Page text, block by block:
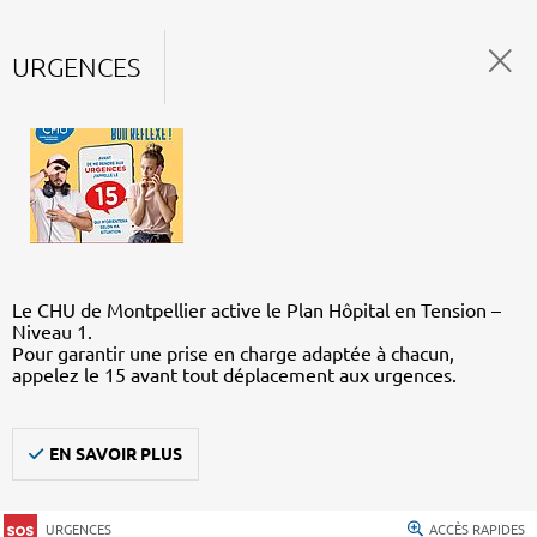
URGENCES
Le CHU de Montpellier active le Plan Hôpital en Tension –
Niveau 1.
Pour garantir une prise en charge adaptée à chacun,
appelez le 15 avant tout déplacement aux urgences.
EN SAVOIR PLUS
URGENCES ACCÈS RAPIDES